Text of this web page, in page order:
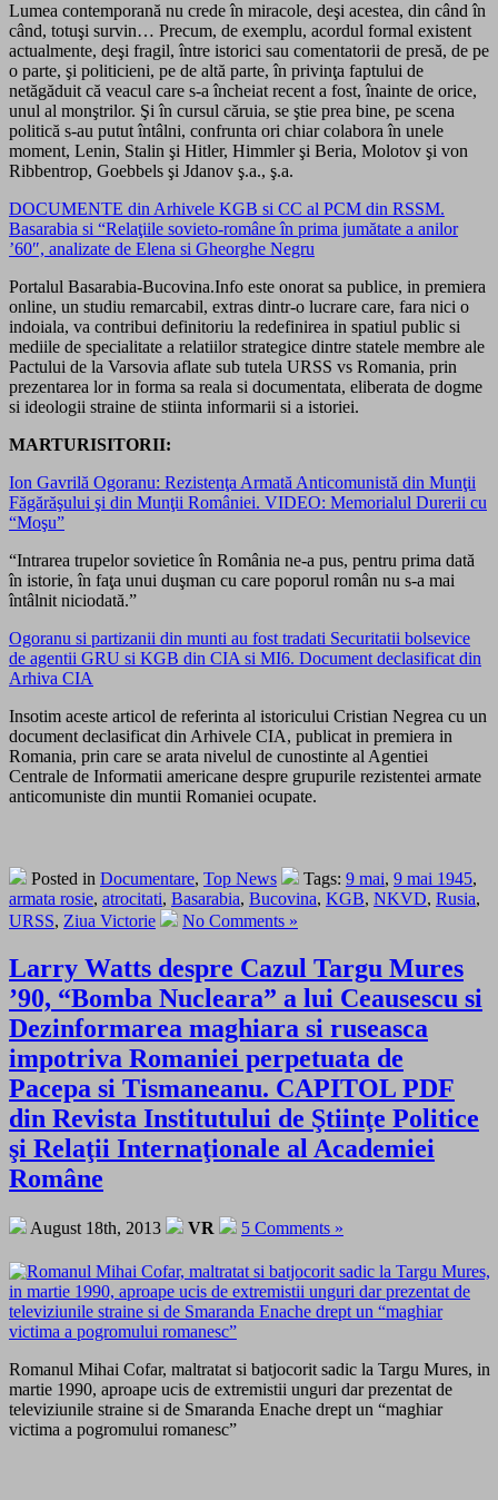
Lumea contemporană nu crede în miracole, deşi acestea, din când în
când, totuşi survin… Precum, de exemplu, acordul formal existent
actualmente, deşi fragil, între istorici sau comentatorii de presă, de pe
o parte, şi politicieni, pe de altă parte, în privinţa faptului de
netăgăduit că veacul care s-a încheiat recent a fost, înainte de orice,
unul al monştrilor. Şi în cursul căruia, se ştie prea bine, pe scena
politică s-au putut întâlni, confrunta ori chiar colabora în unele
moment, Lenin, Stalin şi Hitler, Himmler şi Beria, Molotov şi von
Ribbentrop, Goebbels şi Jdanov ş.a., ş.a.
DOCUMENTE din Arhivele KGB si CC al PCM din RSSM.
Basarabia si “Relaţiile sovieto-române în prima jumătate a anilor
’60″, analizate de Elena si Gheorghe Negru
Portalul Basarabia-Bucovina.Info este onorat sa publice, in premiera
online, un studiu remarcabil, extras dintr-o lucrare care, fara nici o
indoiala, va contribui definitoriu la redefinirea in spatiul public si
mediile de specialitate a relatiilor strategice dintre statele membre ale
Pactului de la Varsovia aflate sub tutela URSS vs Romania, prin
prezentarea lor in forma sa reala si documentata, eliberata de dogme
si ideologii straine de stiinta informarii si a istoriei.
MARTURISITORII:
Ion Gavrilă Ogoranu: Rezistenţa Armată Anticomunistă din Munţii
Făgărăşului şi din Munţii României. VIDEO: Memorialul Durerii cu
“Moşu”
“Intrarea trupelor sovietice în România ne-a pus, pentru prima dată
în istorie, în faţa unui duşman cu care poporul român nu s-a mai
întâlnit niciodată.”
Ogoranu si partizanii din munti au fost tradati Securitatii bolsevice
de agentii GRU si KGB din CIA si MI6. Document declasificat din
Arhiva CIA
Insotim aceste articol de referinta al istoricului Cristian Negrea cu un
document declasificat din Arhivele CIA, publicat in premiera in
Romania, prin care se arata nivelul de cunostinte al Agentiei
Centrale de Informatii americane despre grupurile rezistentei armate
anticomuniste din muntii Romaniei ocupate.
Posted in Documentare, Top News Tags: 9 mai, 9 mai 1945,
armata rosie, atrocitati, Basarabia, Bucovina, KGB, NKVD, Rusia,
URSS, Ziua Victorie No Comments »
Larry Watts despre Cazul Targu Mures
’90, “Bomba Nucleara” a lui Ceausescu si
Dezinformarea maghiara si ruseasca
impotriva Romaniei perpetuata de
Pacepa si Tismaneanu. CAPITOL PDF
din Revista Institutului de Ştiinţe Politice
şi Relaţii Internaţionale al Academiei
Române
August 18th, 2013 VR 5 Comments »
Romanul Mihai Cofar, maltratat si batjocorit sadic la Targu Mures, in
martie 1990, aproape ucis de extremistii unguri dar prezentat de
televiziunile straine si de Smaranda Enache drept un “maghiar
victima a pogromului romanesc”